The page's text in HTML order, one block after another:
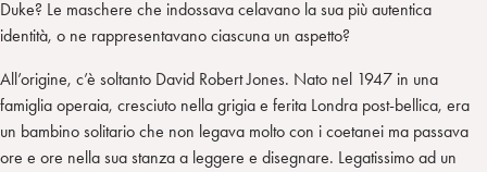
Duke? Le maschere che indossava celavano la sua più autentica
identità, o ne rappresentavano ciascuna un aspetto?
All’origine, c’è soltanto David Robert Jones. Nato nel 1947 in una
famiglia operaia, cresciuto nella grigia e ferita Londra post-bellica, era
un bambino solitario che non legava molto con i coetanei ma passava
ore e ore nella sua stanza a leggere e disegnare. Legatissimo ad un